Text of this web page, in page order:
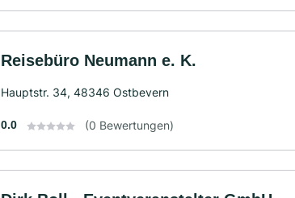
Reisebüro Neumann e. K.
Hauptstr. 34, 48346 Ostbevern
0.0 (0 Bewertungen)